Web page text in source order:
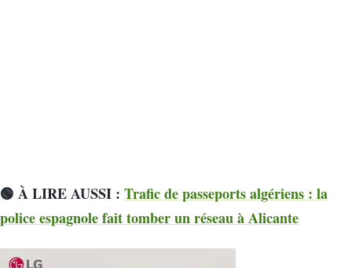
🟢 À LIRE AUSSI : Trafic de passeports algériens : la
police espagnole fait tomber un réseau à Alicante